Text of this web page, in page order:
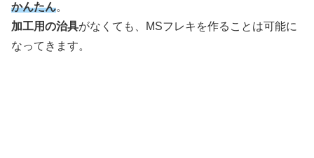
かんたん。
加工用の治具がなくても、MSフレキを作ることは可能に
なってきます。